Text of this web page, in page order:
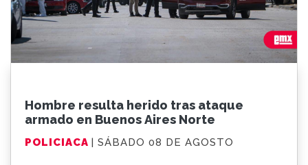
Hombre resulta herido tras ataque
armado en Buenos Aires Norte
POLICIACA | SÁBADO 08 DE AGOSTO